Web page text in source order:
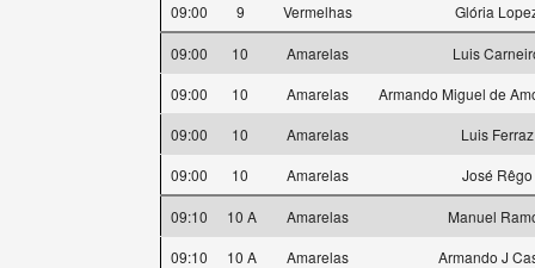
09:00
9 Vermelhas Glória
09:00 10 Amarelas
Luis
09:00
10 Amarelas
Armando Miguel de
09:00
10 Amarelas
Luis Ferraz
09:00
10 Amarelas José Rêgo
09:10 10 A Amarelas
Manuel
09:10
10 A Amarelas
Armando J